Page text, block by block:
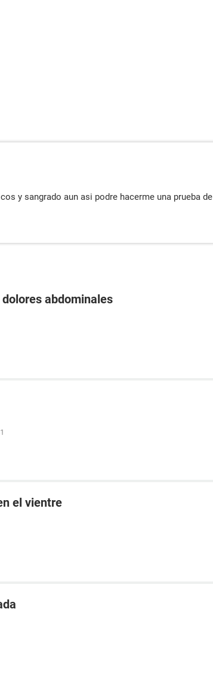
y sangrado aun asi podre hacerme una prueba de
abdominales
el vientre